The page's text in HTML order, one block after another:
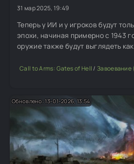
31 мар 2025, 19:49
Теперь у ИИ и у игроков будут
эпохи, начиная примерно с 1943
оружие также будут выглядеть
Call to Arms: Gates of Hell /Завоевание
Обновлено: 13-01-2026, 13:54